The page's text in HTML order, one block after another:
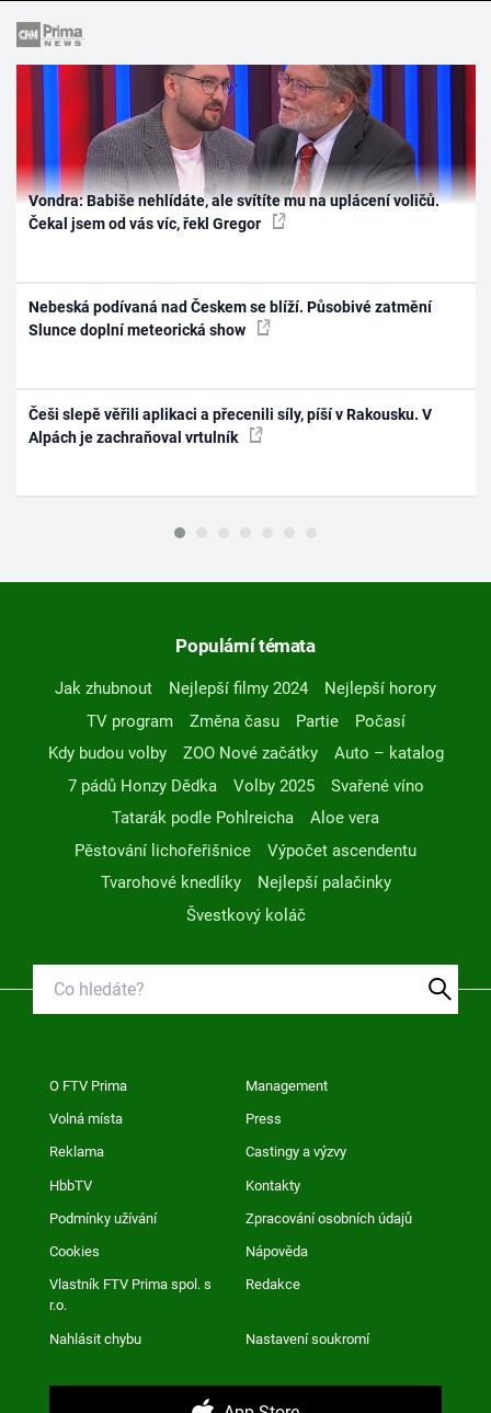
Vondra: Babiše nehlídáte, ale svítíte mu na uplácení voličů.
Čekal jsem od vás víc, řekl Gregor
Nebeská podívaná nad Českem se blíží. Působivé zatmění
Slunce doplní meteorická show
Češi slepě věřili aplikaci a přecenili síly, píší v Rakousku. V
Alpách je zachraňoval vrtulník
Populární témata
Jak zhubnout Nejlepší filmy 2024
Nejlepší horory
TV program
Změna času Partie
Počasí
Kdy budou volby
ZOO Nové začátky
Auto – katalog
7 pádů Honzy Dědka
Volby 2025
Svařené víno
Tatarák podle Pohlreicha
Aloe vera
Pěstování lichořeřišnice
Výpočet ascendentu
Tvarohové knedlíky
Nejlepší palačinky
Švestkový koláč
O FTV Prima Management
Volná místa Press
Reklama Castingy a výzvy
HbbTV Kontakty
Podmínky užívání Zpracování osobních údajů
Cookies Nápověda
Vlastník FTV Prima spol. s
r.o.
Redakce
Nahlásit chybu Nastavení soukromí